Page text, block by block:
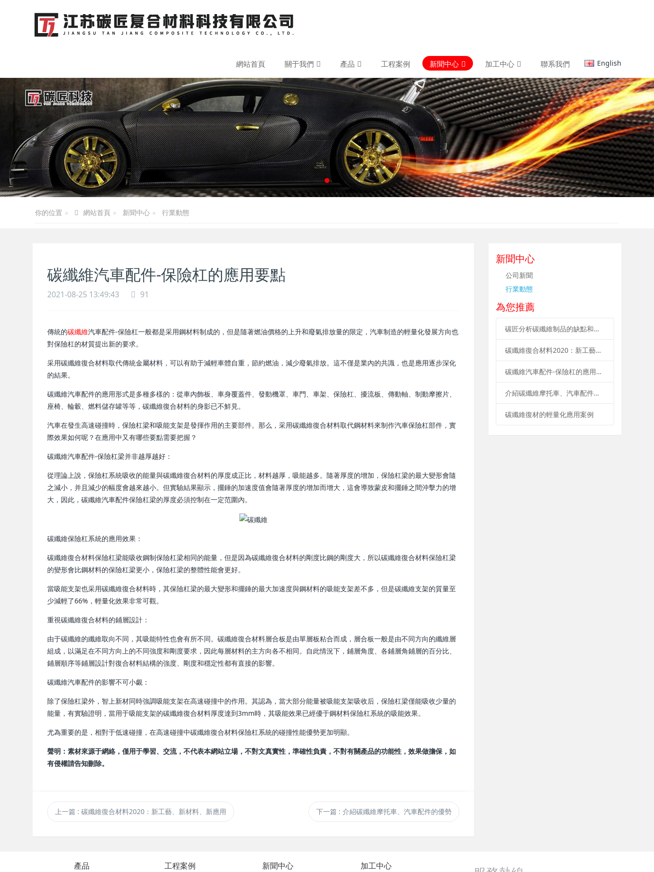
網站首頁 關于我們 產品 工程案例 新聞中心 加工中心 聯系我們 English
你的位置 網站首頁 新聞中心 行業動態
碳纖維汽車配件-保險杠的應用要點
2021-08-25 13:49:43 91
傳統的碳纖維汽車配件-保險杠一般都是采用鋼材料制成的，但是隨著燃油價格的上升和廢氣排放量的限定，汽車制造的輕量化發展方向也
對保險杠的材質提出新的要求。
采用碳纖維復合材料取代傳統金屬材料，可以有助于減輕車體自重，節約燃油，減少廢氣排放。這不僅是業內的共識，也是應用逐步深化
的結果。
碳纖維汽車配件的應用形式是多種多樣的：從車內飾板、車身覆蓋件、發動機罩、車門、車架、保險杠、擾流板、傳動軸、制動摩擦片、
座椅、輪轂、燃料儲存罐等等，碳纖維復合材料的身影已不鮮見。
汽車在發生高速碰撞時，保險杠梁和吸能支架是發揮作用的主要部件。那么，采用碳纖維復合材料取代鋼材料來制作汽車保險杠部件，實
際效果如何呢？在應用中又有哪些要點需要把握？
碳纖維汽車配件-保險杠梁并非越厚越好：
從理論上說，保險杠系統吸收的能量與碳纖維復合材料的厚度成正比，材料越厚，吸能越多。隨著厚度的增加，保險杠梁的最大變形會隨
之減小，并且減少的幅度會越來越小。但實驗結果顯示，擺錘的加速度值會隨著厚度的增加而增大，這會導致蒙皮和擺錘之間沖擊力的增
大，因此，碳纖維汽車配件保險杠梁的厚度必須控制在一定范圍內。
碳纖維保險杠系統的應用效果：
碳纖維復合材料保險杠梁能吸收鋼制保險杠梁相同的能量，但是因為碳纖維復合材料的剛度比鋼的剛度大，所以碳纖維復合材料保險杠梁
的變形會比鋼材料的保險杠梁更小，保險杠梁的整體性能會更好。
當吸能支架也采用碳纖維復合材料時，其保險杠梁的最大變形和擺錘的最大加速度與鋼材料的吸能支架差不多，但是碳纖維支架的質量至
少減輕了66%，輕量化效果非常可觀。
重視碳纖維復合材料的鋪層設計：
由于碳纖維的纖維取向不同，其吸能特性也會有所不同。碳纖維復合材料層合板是由單層板粘合而成，層合板一般是由不同方向的纖維層
組成，以滿足在不同方向上的不同強度和剛度要求，因此每層材料的主方向各不相同。自此情況下，鋪層角度、各鋪層角鋪層的百分比、
鋪層順序等鋪層設計對復合材料結構的強度、剛度和穩定性都有直接的影響。
碳纖維汽車配件的影響不可小覷：
除了保險杠梁外，智上新材同時強調吸能支架在高速碰撞中的作用。其認為，當大部分能量被吸能支架吸收后，保險杠梁僅能吸收少量的
能量，有實驗證明，當用于吸能支架的碳纖維復合材料厚度達到3mm時，其吸能效果已經優于鋼材料保險杠系統的吸能效果。
尤為重要的是，相對于低速碰撞，在高速碰撞中碳纖維復合材料保險杠系統的碰撞性能優勢更加明顯。
聲明：素材來源于網絡，僅用于學習、交流，不代表本網站立場，不對文真實性，準確性負責，不對有關產品的功能性，效果做擔保，如
有侵權請告知刪除。
上一篇 : 碳纖維復合材料2020：新工藝、新材料、新應用 下一篇 : 介紹碳纖維摩托車、汽車配件的優勢
新聞中心
公司新聞
行業動態
為您推薦
碳匠分析碳纖維制品的缺點和優點
碳纖維復合材料2020：新工藝、新材料、新應用
碳纖維汽車配件-保險杠的應用要點
介紹碳纖維摩托車、汽車配件的優勢
碳纖維復材的輕量化應用案例
產品 工程案例 新聞中心 加工中心